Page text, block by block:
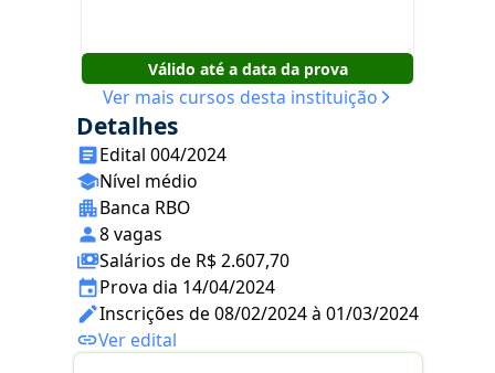
Válido até a data da prova
Ver mais cursos desta instituição
Detalhes
Edital 004/2024
Nível médio
Banca RBO
8 vagas
Salários de R$ 2.607,70
Prova dia 14/04/2024
Inscrições de 08/02/2024 à 01/03/2024
Ver edital